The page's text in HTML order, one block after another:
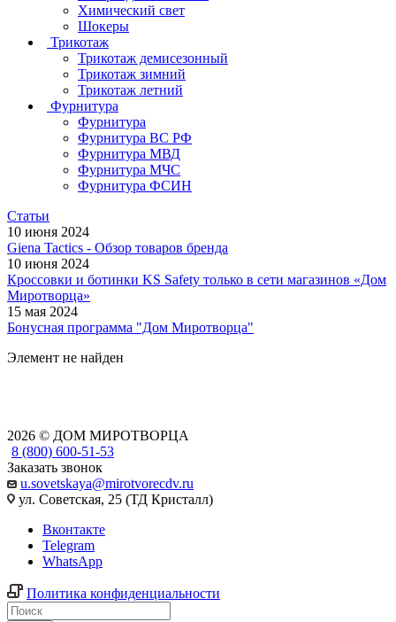
Химический свет
Шокеры
Трикотаж
Трикотаж демисезонный
Трикотаж зимний
Трикотаж летний
Фурнитура
Фурнитура
Фурнитура ВС РФ
Фурнитура МВД
Фурнитура МЧС
Фурнитура ФСИН
Статьи
10 июня 2024
Giena Tactics - Обзор товаров бренда
10 июня 2024
Кроссовки и ботинки KS Safety только в сети магазинов «Дом
Миротворца»
15 мая 2024
Бонусная программа "Дом Миротворца"
Элемент не найден
2026 © ДОМ МИРОТВОРЦА
8 (800) 600-51-53
Заказать звонок
u.sovetskaya@mirotvorecdv.ru
ул. Советская, 25 (ТД Кристалл)
Вконтакте
Telegram
WhatsApp
Политика конфиденциальности